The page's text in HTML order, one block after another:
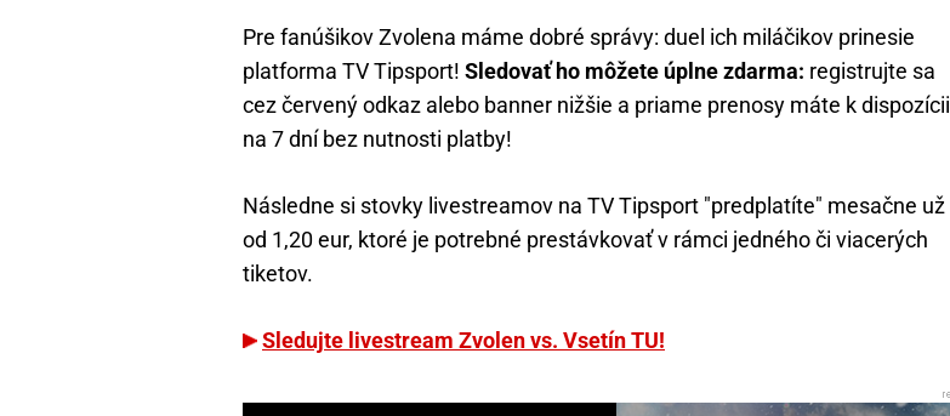
Pre fanúšikov Zvolena máme dobré správy: duel ich miláčikov prinesie
platforma TV Tipsport! Sledovať ho môžete úplne zdarma: registrujte sa
cez červený odkaz alebo banner nižšie a priame prenosy máte k dispozícii
na 7 dní bez nutnosti platby!
Následne si stovky livestreamov na TV Tipsport "predplatíte" mesačne už
od 1,20 eur, ktoré je potrebné prestávkovať v rámci jedného či viacerých
tiketov.
Sledujte livestream Zvolen vs. Vsetín TU!